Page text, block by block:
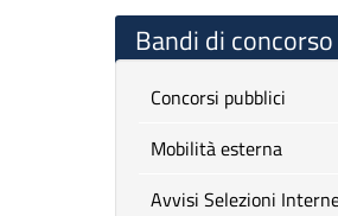
Bandi di concorso
Concorsi pubblici
Mobilità esterna
Avvisi Selezioni